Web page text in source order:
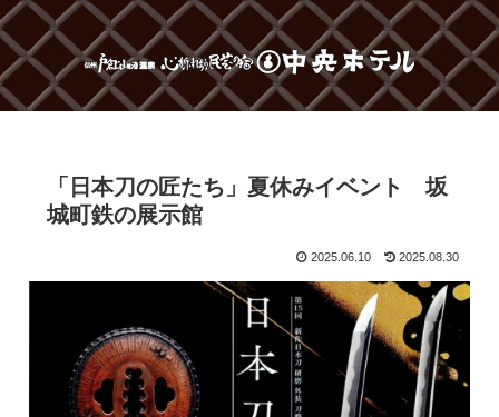
「日本刀の匠たち」夏休みイベント 坂
城町鉄の展示館
2025.06.10 2025.08.30